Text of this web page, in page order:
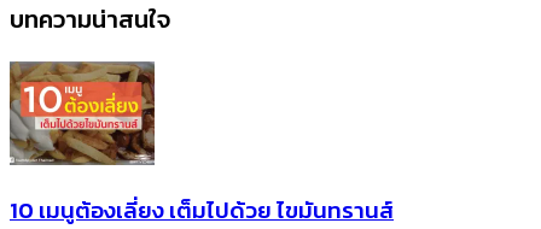
บทความน่าสนใจ
10 เมนูต้องเลี่ยง เต็มไปด้วย ไขมันทรานส์